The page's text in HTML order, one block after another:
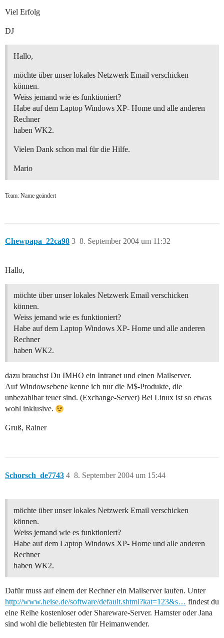
Viel Erfolg
DJ
Hallo,
möchte über unser lokales Netzwerk Email verschicken
können.
Weiss jemand wie es funktioniert?
Habe auf dem Laptop Windows XP- Home und alle anderen
Rechner
haben WK2.
Vielen Dank schon mal für die Hilfe.
Mario
Team: Name geändert
Chewpapa_22ca98 8. September 2004 um 11:32
3
Hallo,
möchte über unser lokales Netzwerk Email verschicken
können.
Weiss jemand wie es funktioniert?
Habe auf dem Laptop Windows XP- Home und alle anderen
Rechner
haben WK2.
dazu brauchst Du IMHO ein Intranet und einen Mailserver.
Auf Windowsebene kenne ich nur die M$-Produkte, die
unbezahlbar teuer sind. (Exchange-Server) Bei Linux ist so etwas
wohl inklusive.
Gruß, Rainer
Schorsch_de7743 8. September 2004 um 15:44
4
möchte über unser lokales Netzwerk Email verschicken
können.
Weiss jemand wie es funktioniert?
Habe auf dem Laptop Windows XP- Home und alle anderen
Rechner
haben WK2.
Dafür muss auf einem der Rechner ein Mailserver laufen. Unter
http://www.heise.de/software/default.shtml?kat=123&s… findest du
eine Reihe kostenloser oder Shareware-Server. Hamster oder Jana
sind wohl die beliebtesten für Heimanwender.